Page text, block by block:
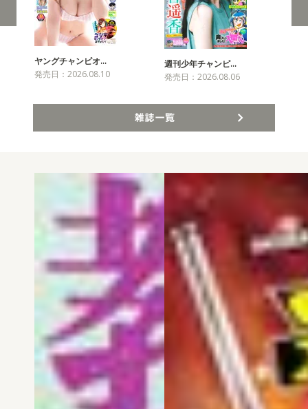
ヤングチャンピオ…
発売日：2026.08.10
週刊少年チャンピ…
発売日：2026.08.06